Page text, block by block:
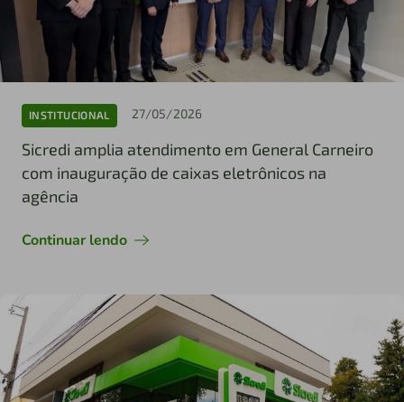
INSTITUCIONAL 27/05/2026
Sicredi amplia atendimento em General Carneiro
com inauguração de caixas eletrônicos na
agência
Continuar lendo